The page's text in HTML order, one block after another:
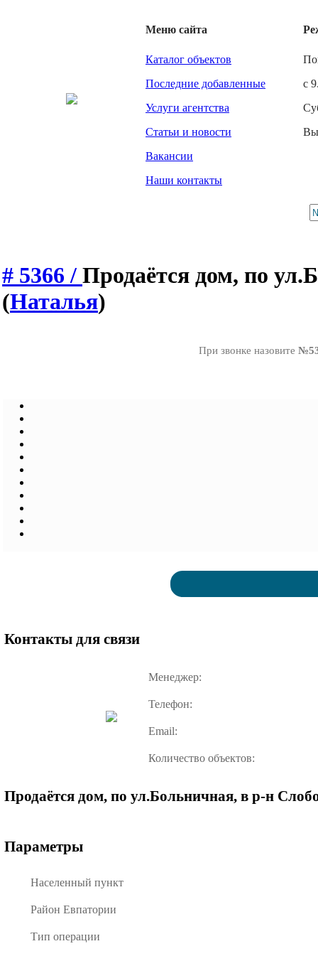
Меню сайта
Каталог объектов
Последние добавленные
Услуги агентства
Статьи и новости
Вакансии
Наши контакты
с
# 5366 / Продаётся дом, по
(Наталья)
При звонке назовите
Контакты для связи
Менеджер:
Телефон:
Email:
Количество объектов:
Продаётся дом, по ул.Больничная, в р-н
Параметры
Населенный пункт
Район Евпатории
Тип операции